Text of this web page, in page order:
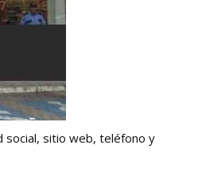
social, sitio web, teléfono y